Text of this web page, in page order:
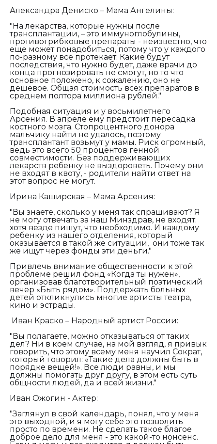
Александра Дениско – Мама Ангелины:
"На лекарства, которые нужны после
трансплантации, – это иммуноглобулины,
противогрибковые препараты - неизвестно, что
еще может понадобиться, потому что у каждого
по-разному все протекает. Какие будут
последствия, что нужно будет, даже врачи до
конца прогнозировать не смогут, но то что
основное положено, к сожалению, оно не
дешевое. Общая стоимость всех препаратов в
среднем полтора миллиона рублей."
Подобная ситуация и у восьмилетнего
Арсения. В апреле ему предстоит пересадка
костного мозга. Стопроцентного донора
мальчику найти не удалось, поэтому
трансплантант возьмут у мамы. Риск огромный,
ведь это всего 50 процентов генной
совместимости. Без поддерживающих
лекарств ребенку не выздороветь. Почему они
не входят в квоту, - родители найти ответ на
этот вопрос не могут.
Ирина Каширская – Мама Арсения:
"Вы знаете, сколько у меня так спрашивают? Я
не могу отвечать за наш Минздрав, не входят.
хотя везде пишут, что необходимо. И каждому
ребенку из нашего отделения, который
оказывается в такой же ситуации, они тоже так
же ищут через фонды эти деньги."
Привлечь внимание общественности к этой
проблеме решил фонд «Когда ты нужен»,
организовав благотворительный поэтический
вечер «Быть рядом». Поддержать больных
детей откликнулись многие артисты театра,
кино и эстрады.
Иван Краско – Народный артист России:
"Вы полагаете, можно отказываться от таких
дел? Ни в коем случае, на мой взгляд, я привык
говорить, что этому всему меня научил Сократ,
который говорил: «Такие дела должны быть в
порядке вещей!». Все люди равны, и мы
должны помогать друг другу, в этом есть суть
общности людей, да и всей жизни."
Иван Ожогин - Актер:
"Заглянул в свой календарь, понял, что у меня
это выходной, и я могу себе это позволить
просто по времени. Не сделать такое благое
доброе дело для меня - это какой-то нонсенс.